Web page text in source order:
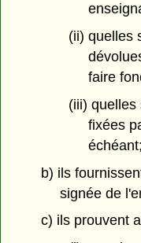
(ii) quelles
faire
(iii) quelles
fixées
échéant;
b) ils
signée de
c) ils prouvent